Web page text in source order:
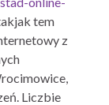
tem
z
Liczbie